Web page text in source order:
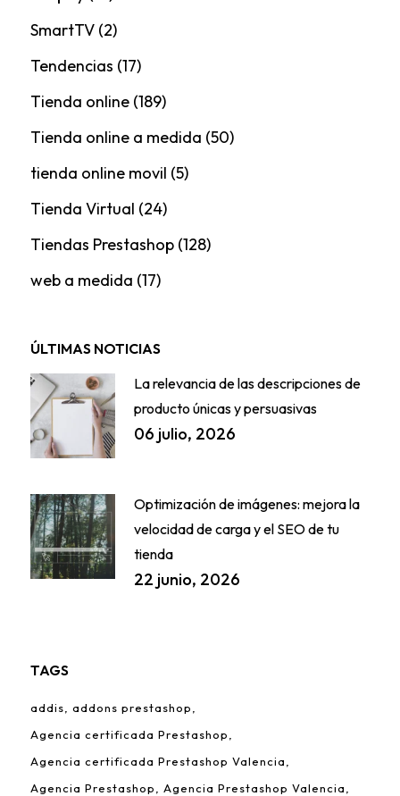
SmartTV(2)
Tendencias (17)
Tienda online(189)
Tienda online a medida (50)
tienda online movil (5)
Tienda Virtual (24)
Tiendas Prestashop(128)
web a medida (17)
ÚLTIMAS NOTICIAS
La relevancia de las descripciones de
producto únicas y persuasivas
06 julio, 2026
Optimización de imágenes: mejora la
velocidad de carga y el SEO de tu
tienda
22 junio, 2026
TAGS
addis
addons prestashop
Agencia certificada Prestashop
Agencia certificada Prestashop Valencia
Agencia Prestashop
Agencia Prestashop Valencia